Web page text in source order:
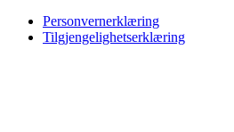
Personvernerklæring
Tilgjengelighetserklæring